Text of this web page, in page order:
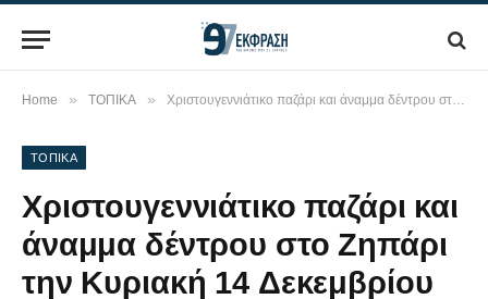
Home » ΤΟΠΙΚΑ » Χριστουγεννιάτικο παζάρι και άναμμα δέντρου στο Ζηπάρι την Κυριακή 14 Δεκεμβρίου
ΤΟΠΙΚΑ
Χριστουγεννιάτικο παζάρι και
άναμμα δέντρου στο Ζηπάρι
την Κυριακή 14 Δεκεμβρίου